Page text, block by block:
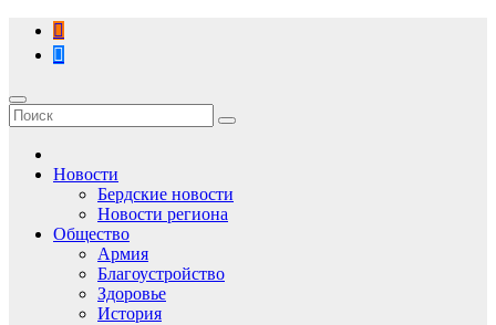
Перейти
содержимому
Новости
Бердские новости
Новости региона
Общество
Армия
Благоустройство
Здоровье
История